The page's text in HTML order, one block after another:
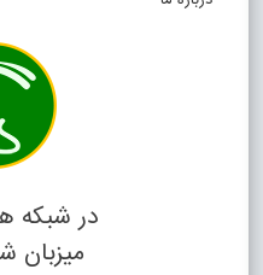
در شبکه
میزبان